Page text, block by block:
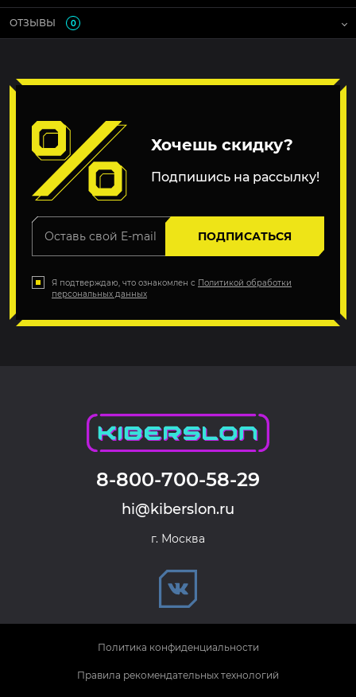
ОТЗЫВЫ 0
Хочешь скидку?
Подпишись на рассылку!
ПОДПИСАТЬСЯ
Я подтверждаю, что ознакомлен с Политикой обработки
персональных данных
8-800-700-58-29
hi@kiberslon.ru
г. Москва
Политика конфиденциальности
Правила рекомендательных технологий